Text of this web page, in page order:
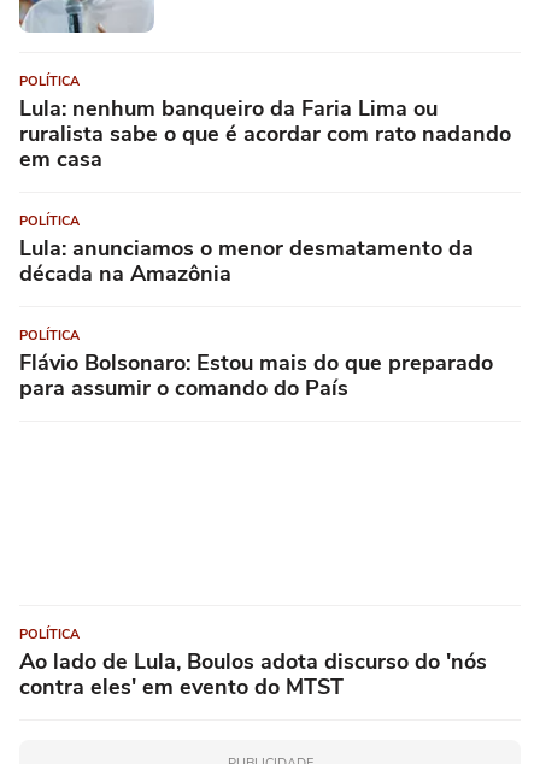
POLÍTICA
Lula: nenhum banqueiro da Faria Lima ou
ruralista sabe o que é acordar com rato nadando
em casa
POLÍTICA
Lula: anunciamos o menor desmatamento da
década na Amazônia
POLÍTICA
Flávio Bolsonaro: Estou mais do que preparado
para assumir o comando do País
POLÍTICA
Ao lado de Lula, Boulos adota discurso do 'nós
contra eles' em evento do MTST